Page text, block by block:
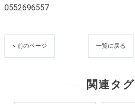
0552696557
< 前のページ 一覧に戻る
関連タグ